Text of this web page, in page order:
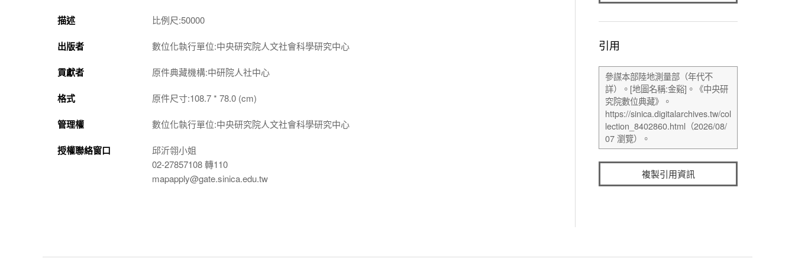
描述
比例尺:50000
出版者 數位化執行單位:中央研究院人文社會科學研究中心
貢獻者 原件典藏機構:中研院人社中心
格式 原件尺寸:108.7 * 78.0 (cm)
管理權 數位化執行單位:中央研究院人文社會科學研究中心
授權聯絡窗口
邱沂翎小姐
02-27857108 轉110
mapapply@gate.sinica.edu.tw
引用
複製引用資訊